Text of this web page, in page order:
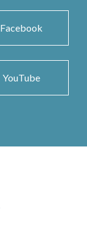
Facebook
YouTube